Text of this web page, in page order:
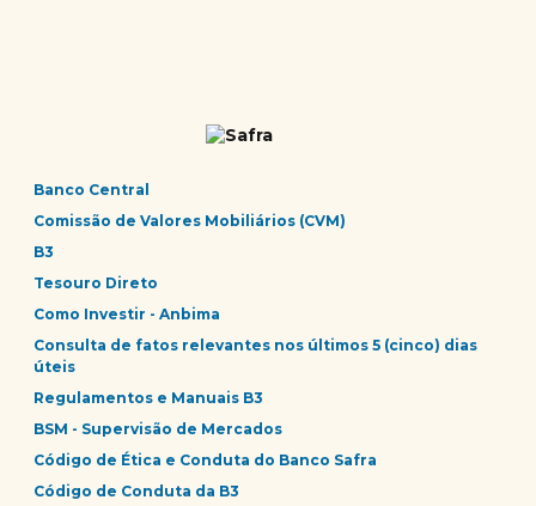
Banco Central
Comissão de Valores Mobiliários (CVM)
B3
Tesouro Direto
Como Investir - Anbima
Consulta de fatos relevantes nos últimos 5 (cinco) dias
úteis
Regulamentos e Manuais B3
BSM - Supervisão de Mercados
Código de Ética e Conduta do Banco Safra
Código de Conduta da B3